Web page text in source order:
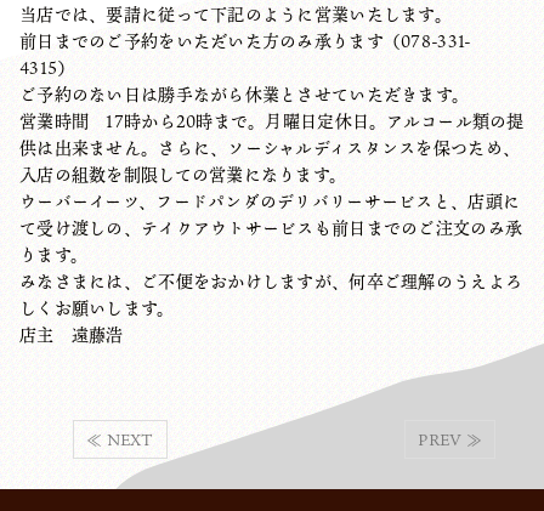
当店では、要請に従って下記のように営業いたします。
前日までのご予約をいただいた方のみ承ります（078-331-
4315）
ご予約のない日は勝手ながら休業とさせていただきます。
営業時間 17時から20時まで。月曜日定休日。アルコール類の提
供は出来ません。さらに、ソーシャルディスタンスを保つため、
入店の組数を制限しての営業になります。
ウーバーイーツ、フードパンダのデリバリーサービスと、店頭に
て受け渡しの、テイクアウトサービスも前日までのご注文のみ承
ります。
みなさまには、ご不便をおかけしますが、何卒ご理解のうえよろ
しくお願いします。
店主 遠藤浩
≪ NEXT PREV ≫